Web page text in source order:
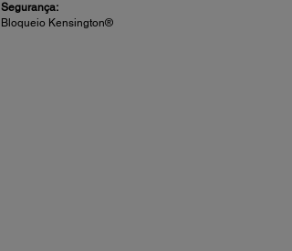
Segurança:
Bloqueio Kensington®